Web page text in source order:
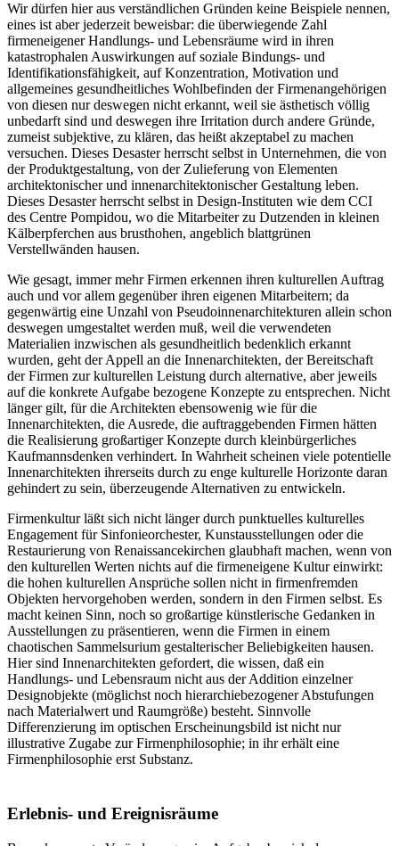
Wir dürfen hier aus verständlichen Gründen keine Beispiele nennen,
eines ist aber jederzeit beweisbar: die überwiegende Zahl
firmeneigener Handlungs- und Lebensräume wird in ihren
katastrophalen Auswirkungen auf soziale Bindungs- und
Identifikationsfähigkeit, auf Konzentration, Motivation und
allgemeines gesundheitliches Wohlbefinden der Firmenangehörigen
von diesen nur deswegen nicht erkannt, weil sie ästhetisch völlig
unbedarft sind und deswegen ihre Irritation durch andere Gründe,
zumeist subjektive, zu klären, das heißt akzeptabel zu machen
versuchen. Dieses Desaster herrscht selbst in Unternehmen, die von
der Produktgestaltung, von der Zulieferung von Elementen
architektonischer und innenarchitektonischer Gestaltung leben.
Dieses Desaster herrscht selbst in Design-Instituten wie dem CCI
des Centre Pompidou, wo die Mitarbeiter zu Dutzenden in kleinen
Kälberpferchen aus brusthohen, angeblich blattgrünen
Verstellwänden hausen.
Wie gesagt, immer mehr Firmen erkennen ihren kulturellen Auftrag
auch und vor allem gegenüber ihren eigenen Mitarbeitern; da
gegenwärtig eine Unzahl von Pseudoinnenarchitekturen allein schon
deswegen umgestaltet werden muß, weil die verwendeten
Materialien inzwischen als gesundheitlich bedenklich erkannt
wurden, geht der Appell an die Innenarchitekten, der Bereitschaft
der Firmen zur kulturellen Leistung durch alternative, aber jeweils
auf die konkrete Aufgabe bezogene Konzepte zu entsprechen. Nicht
länger gilt, für die Architekten ebensowenig wie für die
Innenarchitekten, die Ausrede, die auftraggebenden Firmen hätten
die Realisierung großartiger Konzepte durch kleinbürgerliches
Kaufmannsdenken verhindert. In Wahrheit scheinen viele potentielle
Innenarchitekten ihrerseits durch zu enge kulturelle Horizonte daran
gehindert zu sein, überzeugende Alternativen zu entwickeln.
Firmenkultur läßt sich nicht länger durch punktuelles kulturelles
Engagement für Sinfonieorchester, Kunstausstellungen oder die
Restaurierung von Renaissancekirchen glaubhaft machen, wenn von
den kulturellen Werten nichts auf die firmeneigene Kultur einwirkt:
die hohen kulturellen Ansprüche sollen nicht in firmenfremden
Objekten hervorgehoben werden, sondern in den Firmen selbst. Es
macht keinen Sinn, noch so großartige künstlerische Gedanken in
Ausstellungen zu präsentieren, wenn die Firmen in einem
chaotischen Sammelsurium gestalterischer Beliebigkeiten hausen.
Hier sind Innenarchitekten gefordert, die wissen, daß ein
Handlungs- und Lebensraum nicht aus der Addition einzelner
Designobjekte (möglichst noch hierarchiebezogener Abstufungen
nach Materialwert und Raumgröße) besteht. Sinnvolle
Differenzierung im optischen Erscheinungsbild ist nicht nur
illustrative Zugabe zur Firmenphilosophie; in ihr erhält eine
Firmenphilosophie erst Substanz.
Erlebnis- und Ereignisräume